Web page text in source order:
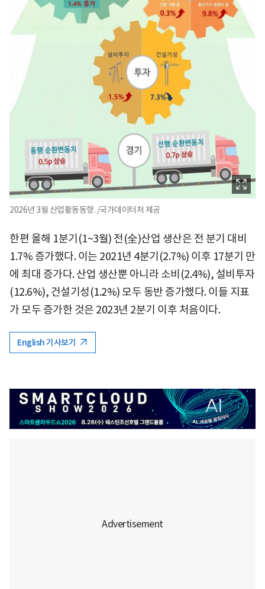
2026년 3월 산업활동동향. /국가데이터처 제공
한편 올해 1분기(1~3월) 전(全)산업 생산은 전 분기 대비
1.7% 증가했다. 이는 2021년 4분기(2.7%) 이후 17분기 만
에 최대 증가다. 산업 생산뿐 아니라 소비(2.4%), 설비투자
(12.6%), 건설기성(1.2%) 모두 동반 증가했다. 이들 지표
가 모두 증가한 것은 2023년 2분기 이후 처음이다.
English 기사보기